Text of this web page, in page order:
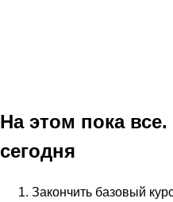
На этом пока
сегодня
Закончить базовый